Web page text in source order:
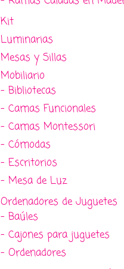
Kit
Luminarias
Mesas y Sillas
Mobiliario
- Bibliotecas
- Camas Funcionales
- Camas Montessori
- Cómodas
- Escritorios
- Mesa de Luz
Ordenadores de Juguetes
- Baúles
- Cajones para juguetes
- Ordenadores